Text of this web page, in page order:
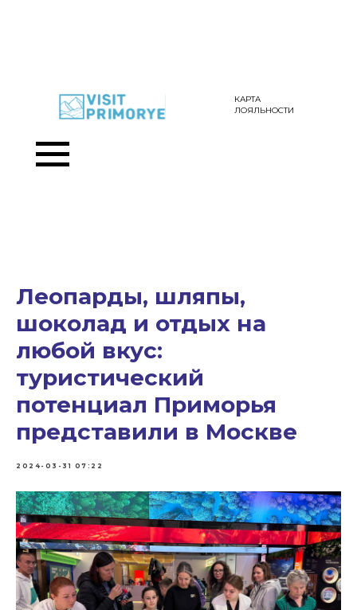
КАРТА
ЛОЯЛЬНОСТИ
Леопарды, шляпы,
шоколад и отдых на
любой вкус:
туристический
потенциал Приморья
представили в Москве
2024-03-31 07:22